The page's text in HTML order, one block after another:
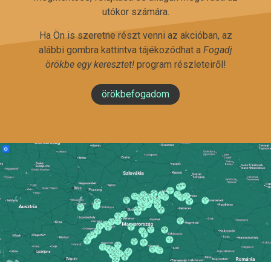
utókor számára.
Ha Ön is szeretne részt venni az akcióban, az
alábbi gombra kattintva tájékozódhat a Fogadj
örökbe egy keresztet!program részleteiről!
örökbefogadom